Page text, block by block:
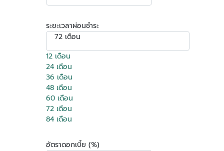
ระยะเวลาผ่อนชำระ
72 เดือน
12 เดือน
24 เดือน
36 เดือน
48 เดือน
60 เดือน
72 เดือน
84 เดือน
อัตราดอกเบี้ย (%)